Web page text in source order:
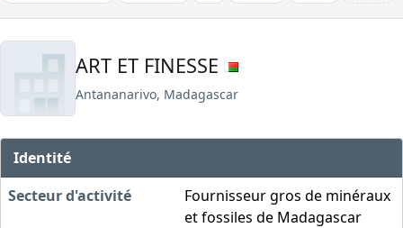
ART ET FINESSE
Antananarivo, Madagascar
Identité
Secteur d'activité
Fournisseur gros de minéraux
et fossiles de Madagascar